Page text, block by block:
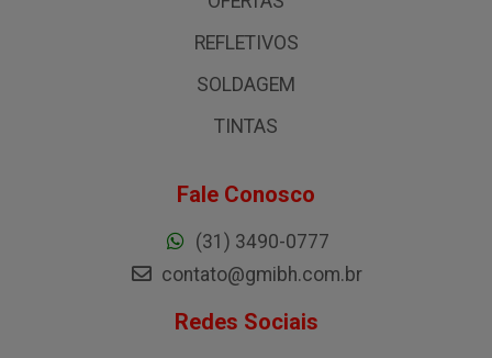
REFLETIVOS
SOLDAGEM
TINTAS
Fale Conosco
(31) 3490-0777
contato@gmibh.com.br
Redes Sociais